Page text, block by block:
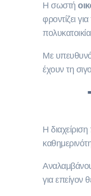
Η σωστή
φροντίζει
Με
έχουν τη
Η
για επείγον